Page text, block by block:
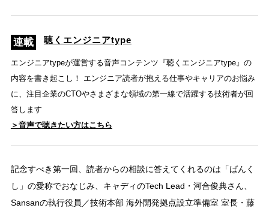
聴くエンジニアtype
エンジニアtypeが運営する音声コンテンツ『聴くエンジニアtype』の
内容を書き起こし！ エンジニア読者が抱える仕事やキャリアのお悩み
に、注目企業のCTOやさまざまな領域の第一線で活躍する技術者が回
答します
＞音声で聴きたい方はこちら
記念すべき第一回、読者からの相談に答えてくれるのは「ばんく
し」の愛称でおなじみ、キャディのTech Lead・河合俊典さん、
Sansanの執行役員／技術本部 海外開発拠点設立準備室 室長・藤